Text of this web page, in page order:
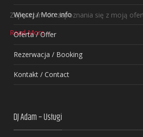
Zapraszam do zapoznania się z moją
Read More ›
Więcej / More info
Oferta / Offer
Rezerwacja / Booking
Kontakt / Contact
DJ Adam – Usługi